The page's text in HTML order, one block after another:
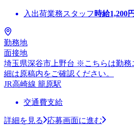
入出荷業務スタッフ 時給1,200円
勤務地
面接地
埼玉県深谷市上野台 ※こちらは勤務
細は原稿内をご確認ください。
JR高崎線 籠原駅
交通費支給
詳細を見る
応募画面に進む